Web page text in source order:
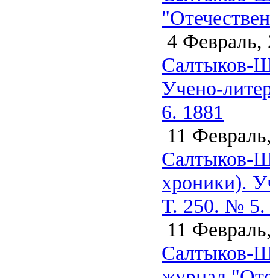
4 Февраль,
Салтыков-
Учено-
6. 1881
11
Салтыков-
хроники).
Т. 250. № 5.
11
Салтыков-